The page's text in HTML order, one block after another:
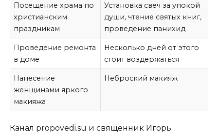
Посещение храма по
христианским
праздникам
Установка свеч за упокой
души, чтение святых книг,
проведение панихид
Проведение ремонта
в доме
Несколько дней от этого
стоит воздержаться
Нанесение
женщинами яркого
макияжа
Неброский макияж
Канал propovedi.su и священник Игорь